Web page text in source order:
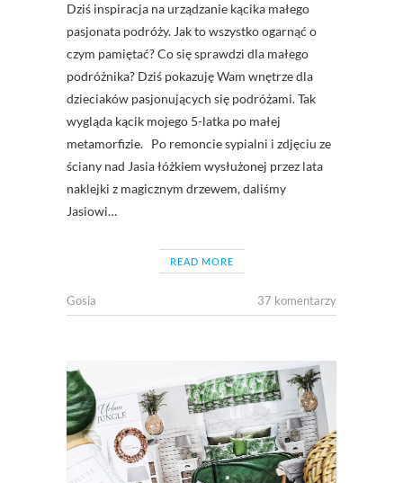
Dziś inspiracja na urządzanie kącika małego
pasjonata podróży. Jak to wszystko ogarnąć o
czym pamiętać? Co się sprawdzi dla małego
podróżnika? Dziś pokazuję Wam wnętrze dla
dzieciaków pasjonujących się podróżami. Tak
wygląda kącik mojego 5-latka po małej
metamorfizie. Po remoncie sypialni i zdjęciu ze
ściany nad Jasia łóżkiem wysłużonej przez lata
naklejki z magicznym drzewem, daliśmy
Jasiowi…
READ MORE
Gosia 37 komentarzy